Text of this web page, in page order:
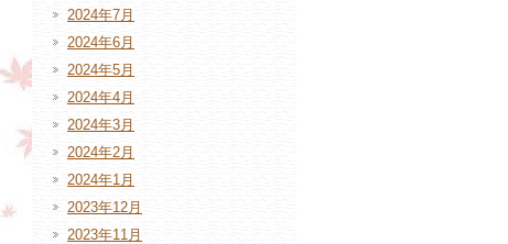
2024年7月
2024年6月
2024年5月
2024年4月
2024年3月
2024年2月
2024年1月
2023年12月
2023年11月